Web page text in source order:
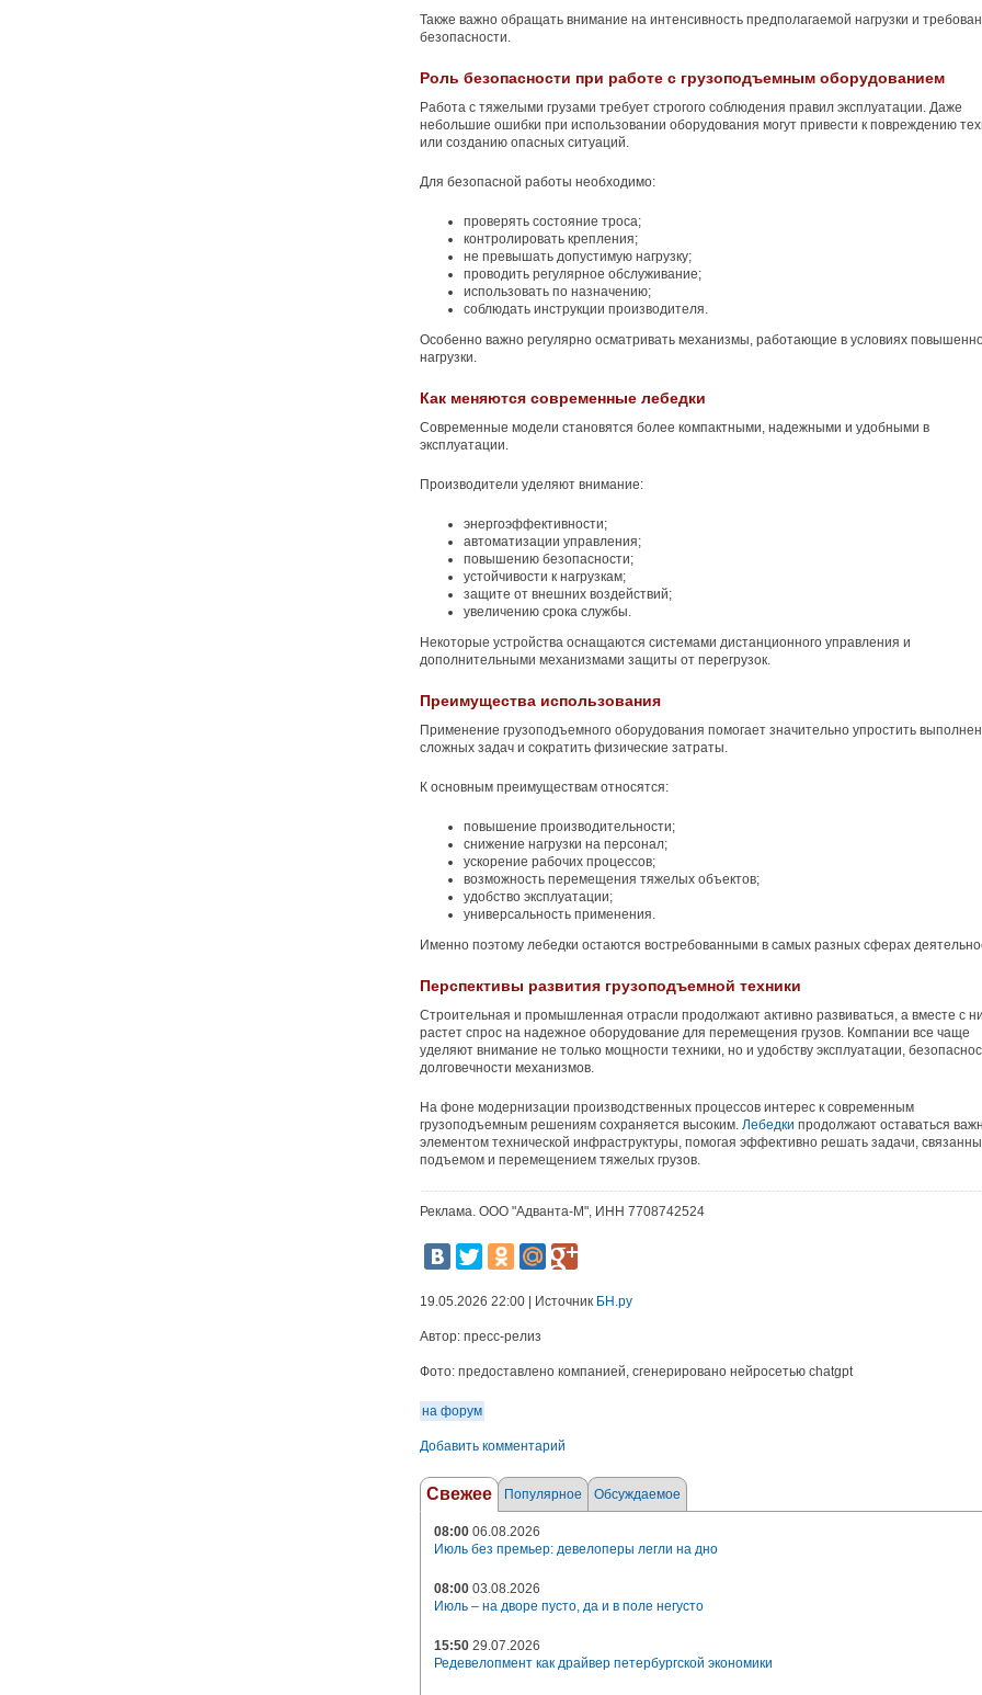
Также важно обращать внимание на интенсивность предполагаемой нагрузки и
безопасности.
Роль безопасности при работе с грузоподъемным оборудованием
Работа с тяжелыми грузами требует строгого соблюдения правил эксплуатации. Даже
небольшие ошибки при использовании оборудования могут привести к повреждению
или созданию опасных ситуаций.
Для безопасной работы необходимо:
проверять состояние троса;
контролировать крепления;
не превышать допустимую нагрузку;
проводить регулярное обслуживание;
использовать по назначению;
соблюдать инструкции производителя.
Особенно важно регулярно осматривать механизмы, работающие в условиях
нагрузки.
Как меняются современные лебедки
Современные модели становятся более компактными, надежными и удобными в
эксплуатации.
Производители уделяют внимание:
энергоэффективности;
автоматизации управления;
повышению безопасности;
устойчивости к нагрузкам;
защите от внешних воздействий;
увеличению срока службы.
Некоторые устройства оснащаются системами дистанционного управления и
дополнительными механизмами защиты от перегрузок.
Преимущества использования
Применение грузоподъемного оборудования помогает значительно упростить
сложных задач и сократить физические затраты.
К основным преимуществам относятся:
повышение производительности;
снижение нагрузки на персонал;
ускорение рабочих процессов;
возможность перемещения тяжелых объектов;
удобство эксплуатации;
универсальность применения.
Именно поэтому лебедки остаются востребованными в самых разных сферах
Перспективы развития грузоподъемной техники
Строительная и промышленная отрасли продолжают активно развиваться, а вместе с
растет спрос на надежное оборудование для перемещения грузов. Компании все чаще
уделяют внимание не только мощности техники, но и удобству эксплуатации,
долговечности механизмов.
На фоне модернизации производственных процессов интерес к современным
грузоподъемным решениям сохраняется высоким. Лебедки продолжают оставаться
элементом технической инфраструктуры, помогая эффективно решать задачи,
подъемом и перемещением тяжелых грузов.
Реклама. ООО "Адванта-М", ИНН 7708742524
19.05.2026 22:00 | Источник БН.ру
Автор: пресс-релиз
Фото: предоставлено компанией, сгенерировано нейросетью chatgpt
на форум
Добавить комментарий
Свежее Популярное Обсуждаемое
08:00 06.08.2026
Июль без премьер: девелоперы легли на дно
08:00 03.08.2026
Июль – на дворе пусто, да и в поле негусто
15:50 29.07.2026
Редевелопмент как драйвер петербургской экономики